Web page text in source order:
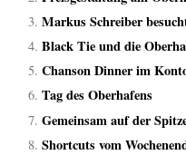
Markus Schreiber
Black Tie und die
Chanson Dinner im
Tag des Oberhafens
Gemeinsam auf der
Shortcuts vom